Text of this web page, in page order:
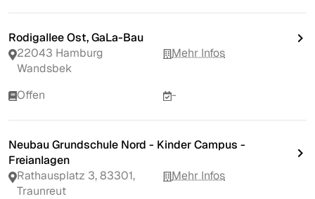
Rodigallee Ost, GaLa-Bau
22043 Hamburg
Wandsbek
Mehr Infos
Offen -
Neubau Grundschule Nord - Kinder Campus -
Freianlagen
Rathausplatz 3, 83301,
Traunreut
Mehr Infos